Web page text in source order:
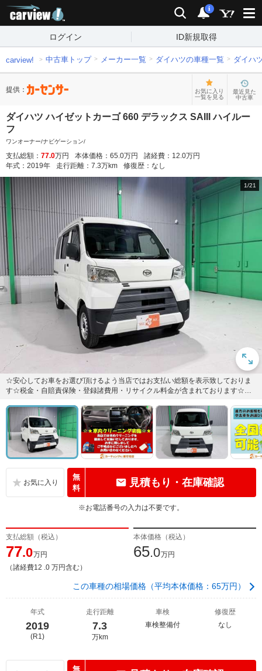
検索 通知
i
ログイン ID新規取得
carview! 中古車トップ メーカー一覧 ダイハツの車種一覧 ダイハ
提供：
お気に入り
一覧を見る
最近見た
中古車
ダイハツ ハイゼットカーゴ 660 デラックス SAIII ハイルー
フ
ワンオーナー/ナビゲーション/
支払総額： 77.0万円 本体価格： 65.0万円 諸経費： 12.0万円
年式： 2019年 走行距離： 7.3万km 修復歴： なし
1/21
☆安心してお車をお選び頂けるよう当店ではお支払い総額を表示致しておりま
す☆税金・自賠責保険・登録諸費用・リサイクル料金が含まれております☆大
無
料
見積もり・在庫確認
※お電話番号の入力は不要です。
支払総額（税込）
77.0万円
（諸経費12 .0 万円含む）
本体価格（税込）
65.0万円
この車種の相場価格（平均本体価格：65万円）
年式
2019
(R1)
走行距離
7.3
万km
車検
車検整備付
修復歴
なし
無